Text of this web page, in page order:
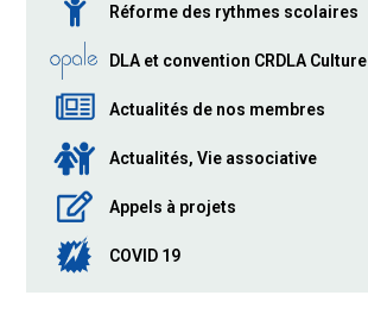
Réforme des rythmes scolaires
DLA et convention CRDLA Culture
Actualités de nos membres
Actualités, Vie associative
Appels à projets
COVID 19